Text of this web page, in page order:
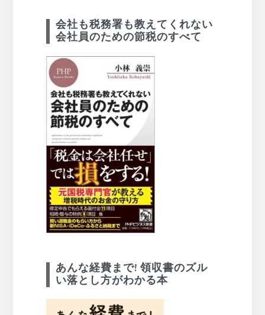
会社も税務署も教えてくれない
会社員のための節税のすべて
あんな経費まで! 領収書のズル
い落とし方がわかる本